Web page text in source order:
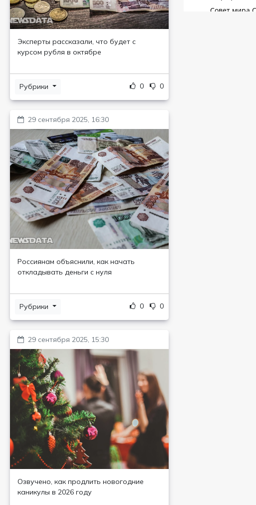
Эксперты рассказали, что будет с
курсом рубля в октябре
Рубрики 0 0
29 сентября 2025, 16:30
Россиянам объяснили, как начать
откладывать деньги с нуля
Рубрики 0 0
29 сентября 2025, 15:30
Озвучено, как продлить новогодние
каникулы в 2026 году